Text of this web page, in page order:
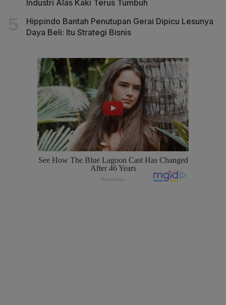
Industri Alas Kaki Terus Tumbuh
Hippindo Bantah Penutupan Gerai Dipicu Lesunya
Daya Beli: Itu Strategi Bisnis